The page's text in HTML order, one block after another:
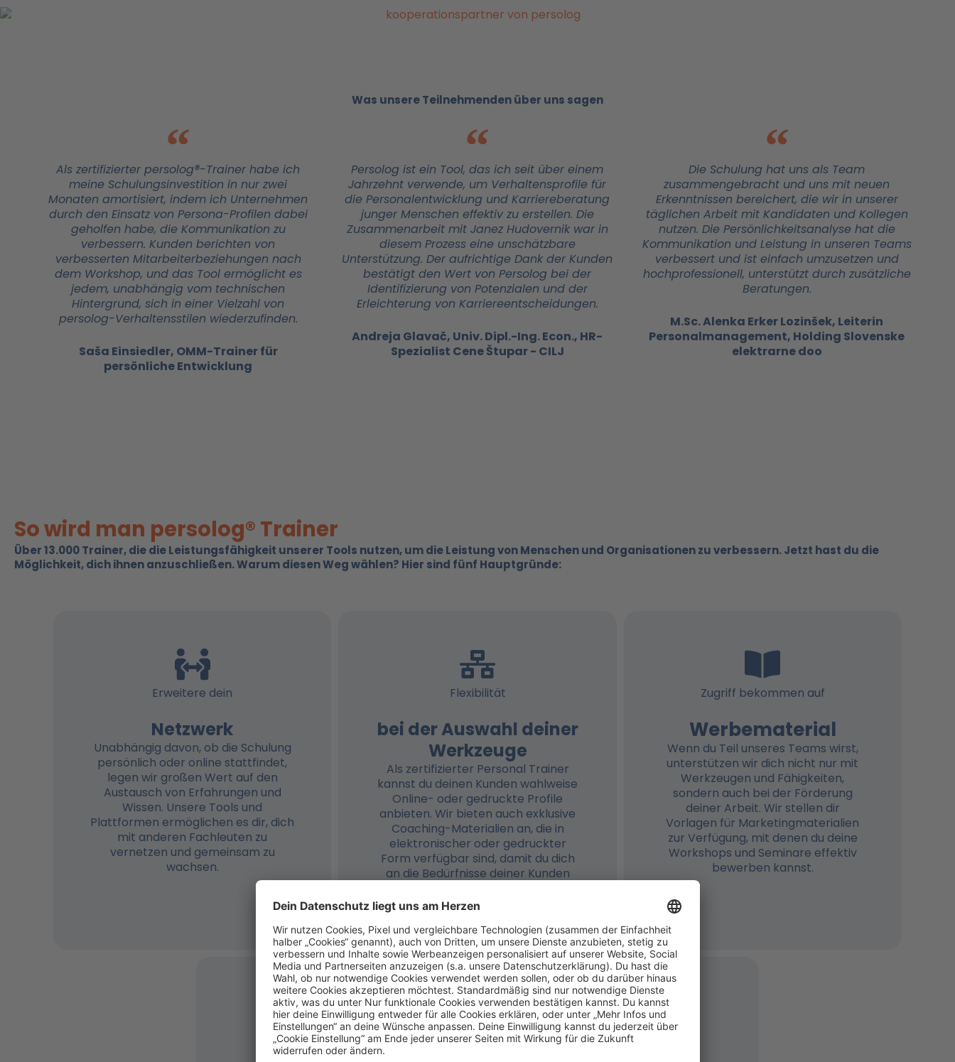
Was unsere Teilnehmenden über uns sagen
Als zertifizierter persolog®-Trainer habe ich
meine Schulungsinvestition in nur zwei
Monaten amortisiert, indem ich Unternehmen
durch den Einsatz von Persona-Profilen dabei
geholfen habe, die Kommunikation zu
verbessern. Kunden berichten von
verbesserten Mitarbeiterbeziehungen nach
dem Workshop, und das Tool ermöglicht es
jedem, unabhängig vom technischen
Hintergrund, sich in einer Vielzahl von
persolog-Verhaltensstilen wiederzufinden.
Saša Einsiedler, OMM-Trainer für
persönliche Entwicklung
Persolog ist ein Tool, das ich seit über einem
Jahrzehnt verwende, um Verhaltensprofile für
die Personalentwicklung und Karriereberatung
junger Menschen effektiv zu erstellen. Die
Zusammenarbeit mit Janez Hudovernik war in
diesem Prozess eine unschätzbare
Unterstützung. Der aufrichtige Dank der Kunden
bestätigt den Wert von Persolog bei der
Identifizierung von Potenzialen und der
Erleichterung von Karriereentscheidungen.
Andreja Glavač, Univ. Dipl.-Ing. Econ., HR-
Spezialist Cene Štupar - CILJ
Die Schulung hat uns als Team
zusammengebracht und uns mit neuen
Erkenntnissen bereichert, die wir in unserer
täglichen Arbeit mit Kandidaten und Kollegen
nutzen. Die Persönlichkeitsanalyse hat die
Kommunikation und Leistung in unseren Teams
verbessert und ist einfach umzusetzen und
hochprofessionell, unterstützt durch zusätzliche
Beratungen.
M.Sc. Alenka Erker Lozinšek, Leiterin
Personalmanagement, Holding Slovenske
elektrarne doo
So wird man persolog® Trainer
Über 13.000 Trainer, die die Leistungsfähigkeit unserer Tools nutzen, um die Leistung von Menschen und Organisationen zu verbessern. Jetzt hast du die
Möglichkeit, dich ihnen anzuschließen. Warum diesen Weg wählen? Hier sind fünf Hauptgründe:
Erweitere dein
Netzwerk
Unabhängig davon, ob die Schulung
persönlich oder online stattfindet,
legen wir großen Wert auf den
Austausch von Erfahrungen und
Wissen. Unsere Tools und
Plattformen ermöglichen es dir, dich
mit anderen Fachleuten zu
vernetzen und gemeinsam zu
wachsen.
Flexibilität
bei der Auswahl deiner
Werkzeuge
Als zertifizierter Personal Trainer
kannst du deinen Kunden wahlweise
Online- oder gedruckte Profile
anbieten. Wir bieten auch exklusive
Coaching-Materialien an, die in
elektronischer oder gedruckter
Form verfügbar sind, damit du dich
an die Bedürfnisse deiner Kunden
Zugriff bekommen auf
Werbematerial
Wenn du Teil unseres Teams wirst,
unterstützen wir dich nicht nur mit
Werkzeugen und Fähigkeiten,
sondern auch bei der Förderung
deiner Arbeit. Wir stellen dir
Vorlagen für Marketingmaterialien
zur Verfügung, mit denen du deine
Workshops und Seminare effektiv
bewerben kannst.
Erhalte von uns ein Werde Teil der einzigartigen